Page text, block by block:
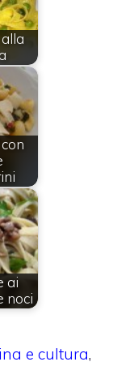
ai
noci
e cultura,